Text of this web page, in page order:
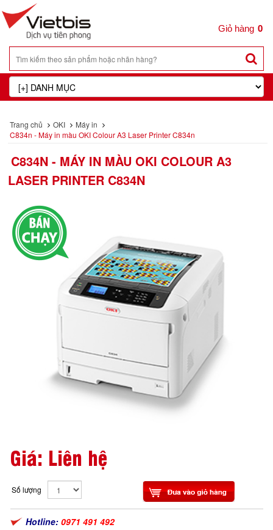
0
Trang chủ OKI
Máy in
C834n - Máy in màu OKI Colour A3 Laser Printer C834n
C834N - MÁY IN MÀU OKI COLOUR A3
LASER PRINTER C834N
Giá: Liên hệ
Số lượng
Hotline: 0971 491 492